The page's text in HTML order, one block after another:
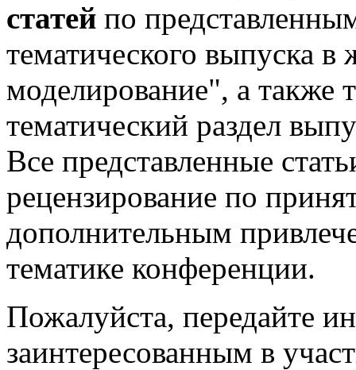
статей по
тематического выпуска
моделирование", а также
тематический раздел
Все представленные
рецензирование по
дополнительным
тематике конференции.
Пожалуйста, передайте
заинтересованным в